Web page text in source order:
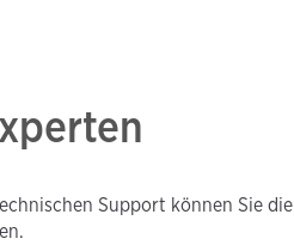
Support können Sie die